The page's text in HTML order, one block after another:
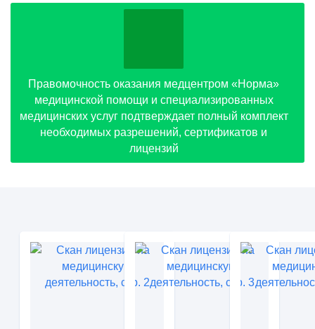
Правомочность оказания медцентром «Норма»
медицинской помощи и специализированных
медицинских услуг подтверждает полный комплект
необходимых разрешений, сертификатов и
лицензий